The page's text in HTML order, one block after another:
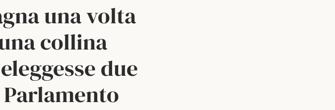
una volta
collina
due